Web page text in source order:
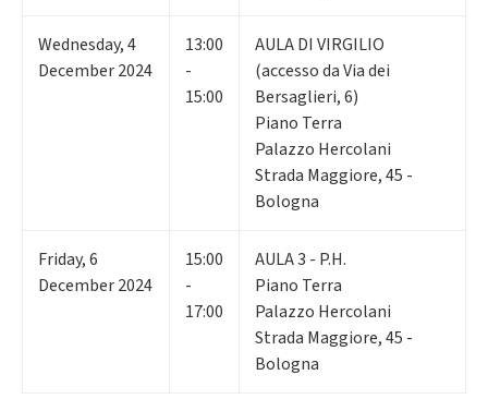
Wednesday,4
December 2024
13:00
-
15:00
AULA DI VIRGILIO
(accesso da Via dei
Bersaglieri, 6)
Piano Terra
Palazzo Hercolani
Strada Maggiore, 45 -
Bologna
Friday,6
December 2024
15:00
-
17:00
AULA 3 - P.H.
Piano Terra
Palazzo Hercolani
Strada Maggiore, 45 -
Bologna